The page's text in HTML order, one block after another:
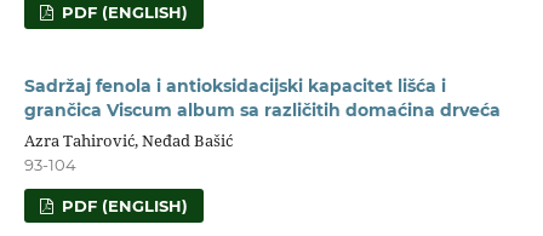
PDF (ENGLISH)
Sadržaj fenola i antioksidacijski kapacitet lišća i
grančica Viscum album sa različitih domaćina drveća
Azra Tahirović, Neđad Bašić
93-104
PDF (ENGLISH)